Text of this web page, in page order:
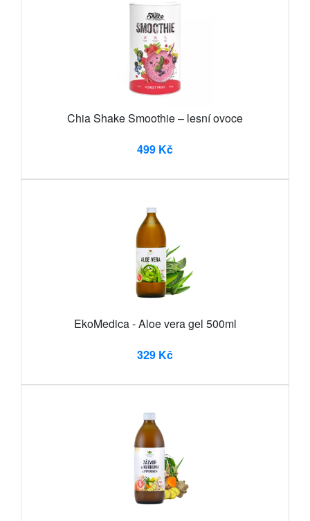
Chia Shake Smoothie – lesní ovoce
499 Kč
EkoMedica - Aloe vera gel 500ml
329 Kč